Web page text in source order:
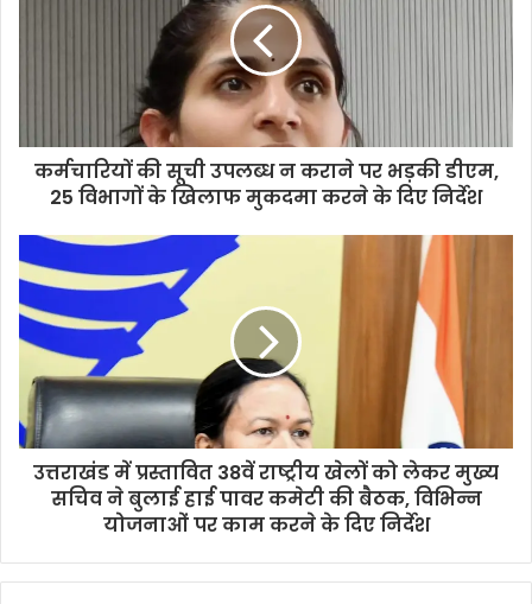
s
कर्मचारियों की सूची उपलब्ध न कराने पर भड़की डीएम,
25 विभागों के खिलाफ मुकदमा करने के दिए निर्देश
उत्तराखंड में प्रस्तावित 38वें राष्ट्रीय खेलों को लेकर मुख्य
सचिव ने बुलाई हाई पावर कमेटी की बैठक, विभिन्न
योजनाओं पर काम करने के दिए निर्देश